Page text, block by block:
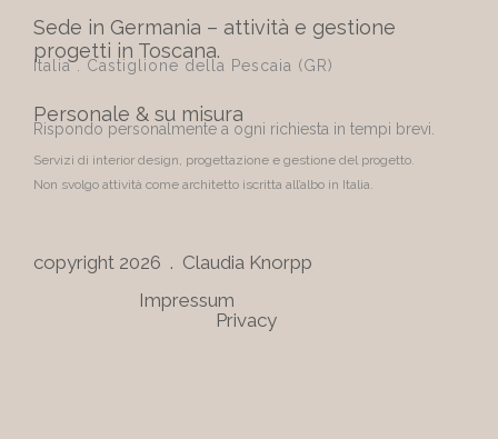
Sede in Germania – attività e gestione
progetti in Toscana.
Italia . Castiglione della Pescaia (GR)
Personale & su misura
Rispondo personalmente a ogni richiesta in tempi brevi.
Servizi di interior design, progettazione e gestione del progetto.
Non svolgo attività come architetto iscritta all’albo in Italia.
copyright 2026 . Claudia Knorpp
Impressum
Privacy